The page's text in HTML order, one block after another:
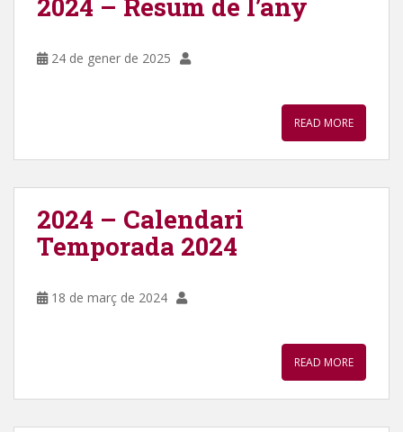
2024 – Resum de l’any
24 de gener de 2025
READ MORE
2024 – Calendari
Temporada 2024
18 de març de 2024
READ MORE